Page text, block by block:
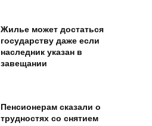
Жилье может достаться
государству даже если
наследник указан в
завещании
Пенсионерам сказали о
трудностях со снятием